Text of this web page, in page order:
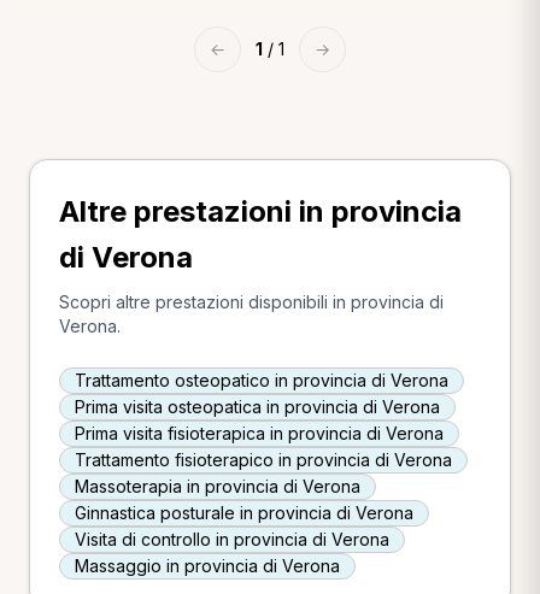
← 1 / 1 →
Altre prestazioni in provincia
di Verona
Scopri altre prestazioni disponibili in provincia di
Verona.
Trattamento osteopatico in provincia di Verona
Prima visita osteopatica in provincia di Verona
Prima visita fisioterapica in provincia di Verona
Trattamento fisioterapico in provincia di Verona
Massoterapia in provincia di Verona
Ginnastica posturale in provincia di Verona
Visita di controllo in provincia di Verona
Massaggio in provincia di Verona